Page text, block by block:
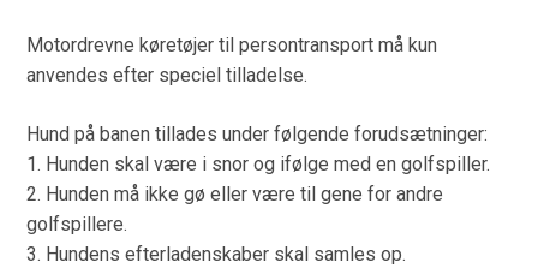
Motordrevne køretøjer til persontransport må kun
anvendes efter speciel tilladelse.
Hund på banen tillades under følgende forudsætninger:
1. Hunden skal være i snor og ifølge med en golfspiller.
2. Hunden må ikke gø eller være til gene for andre
golfspillere.
3. Hundens efterladenskaber skal samles op.